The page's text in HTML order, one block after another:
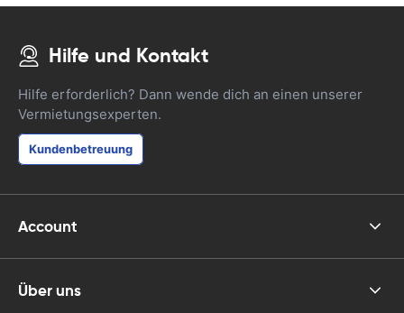
Hilfe und Kontakt
Hilfe erforderlich? Dann wende dich an einen unserer
Vermietungsexperten.
Kundenbetreuung
Account
Über uns